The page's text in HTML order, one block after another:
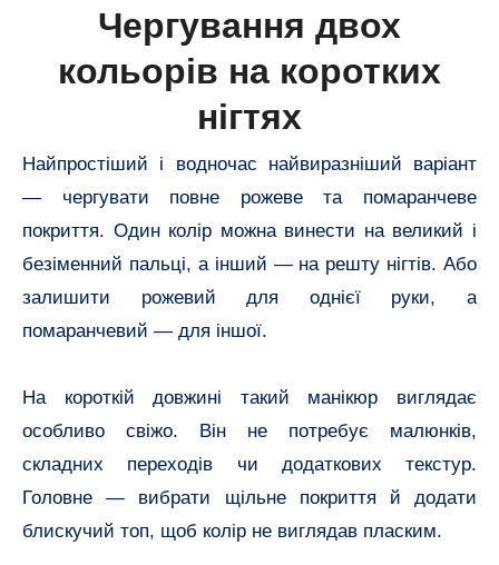
Чергування двох
кольорів на коротких
нігтях
Найпростіший і водночас найвиразніший варіант
— чергувати повне рожеве та помаранчеве
покриття. Один колір можна винести на великий і
безіменний пальці, а інший — на решту нігтів. Або
залишити рожевий для однієї руки, а
помаранчевий — для іншої.
На короткій довжині такий манікюр виглядає
особливо свіжо. Він не потребує малюнків,
складних переходів чи додаткових текстур.
Головне — вибрати щільне покриття й додати
блискучий топ, щоб колір не виглядав пласким.